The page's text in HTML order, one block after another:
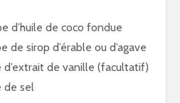
d’huile de coco fondue
de sirop d’érable ou d’agave
d’extrait de vanille (facultatif)
de sel